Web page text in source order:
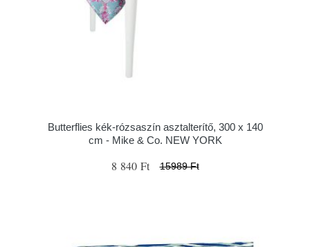
Butterflies kék-rózsaszín asztalterítő, 300 x 140
cm - Mike & Co. NEW YORK
8 840 Ft 15989 Ft